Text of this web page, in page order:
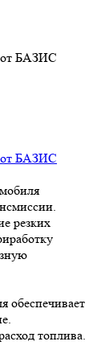
от БАЗИС
резких
обеспечивает
топлива.